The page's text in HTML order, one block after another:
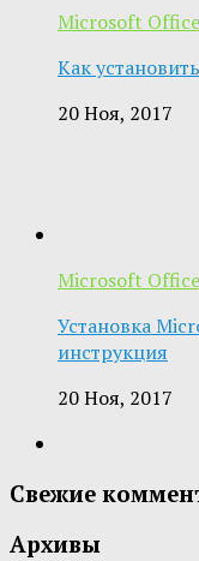
Microsoft Office
Как
20 Ноя, 2017
Microsoft Office
Установка
инструкция
20 Ноя, 2017
Свежие
Архивы